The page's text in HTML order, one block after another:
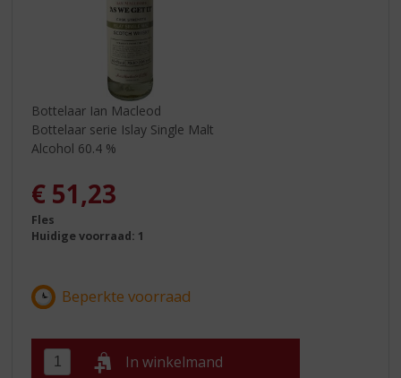
Bottelaar Ian Macleod
Bottelaar serie Islay Single Malt
Alcohol 60.4 %
€ 51,23
Fles
Huidige voorraad: 1
In winkelmand